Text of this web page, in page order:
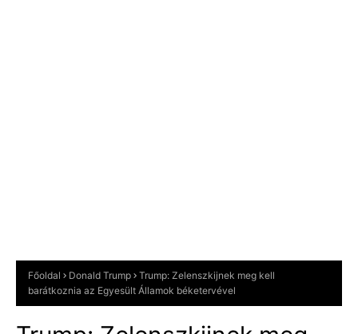
Főoldal Donald Trump
Trump: Zelenszkijnek meg kell
barátkoznia az Egyesült Államok béketervével